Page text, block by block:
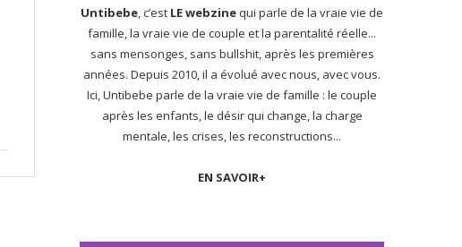
Untibebe, c’est LE webzinequi parle de la vraie vie de
famille, la vraie vie de couple et la parentalité réelle...
sans mensonges, sans bullshit, après les premières
années. Depuis 2010, il a évolué avec nous, avec vous.
Ici, Untibebe parle de la vraie vie de famille : le couple
après les enfants, le désir qui change, la charge
mentale, les crises, les reconstructions...
EN SAVOIR+